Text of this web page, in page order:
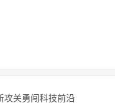
攻关勇闯科技前沿